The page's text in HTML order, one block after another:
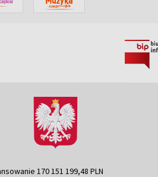
170 151 199,48 PLN